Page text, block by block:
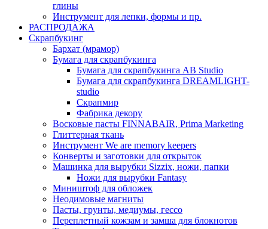
глины
Инструмент для лепки, формы и пр.
РАСПРОДАЖА
Скрапбукинг
Бархат (мрамор)
Бумага для скрапбукинга
Бумага для скрапбукинга AB Studio
Бумага для скрапбукинга DREAMLIGHT-
studio
Скрапмир
Фабрика декору
Восковые пасты FINNABAIR, Prima Marketing
Глиттерная ткань
Инструмент We are memory keepers
Конверты и заготовки для открыток
Машинка для вырубки Sizzix, ножи, папки
Ножи для вырубки Fantasy
Миништоф для обложек
Неодимовые магниты
Пасты, грунты, медиумы, гессо
Переплетный кожзам и замша для блокнотов